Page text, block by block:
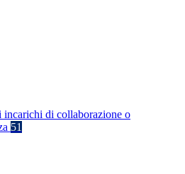
incarichi di collaborazione o
51